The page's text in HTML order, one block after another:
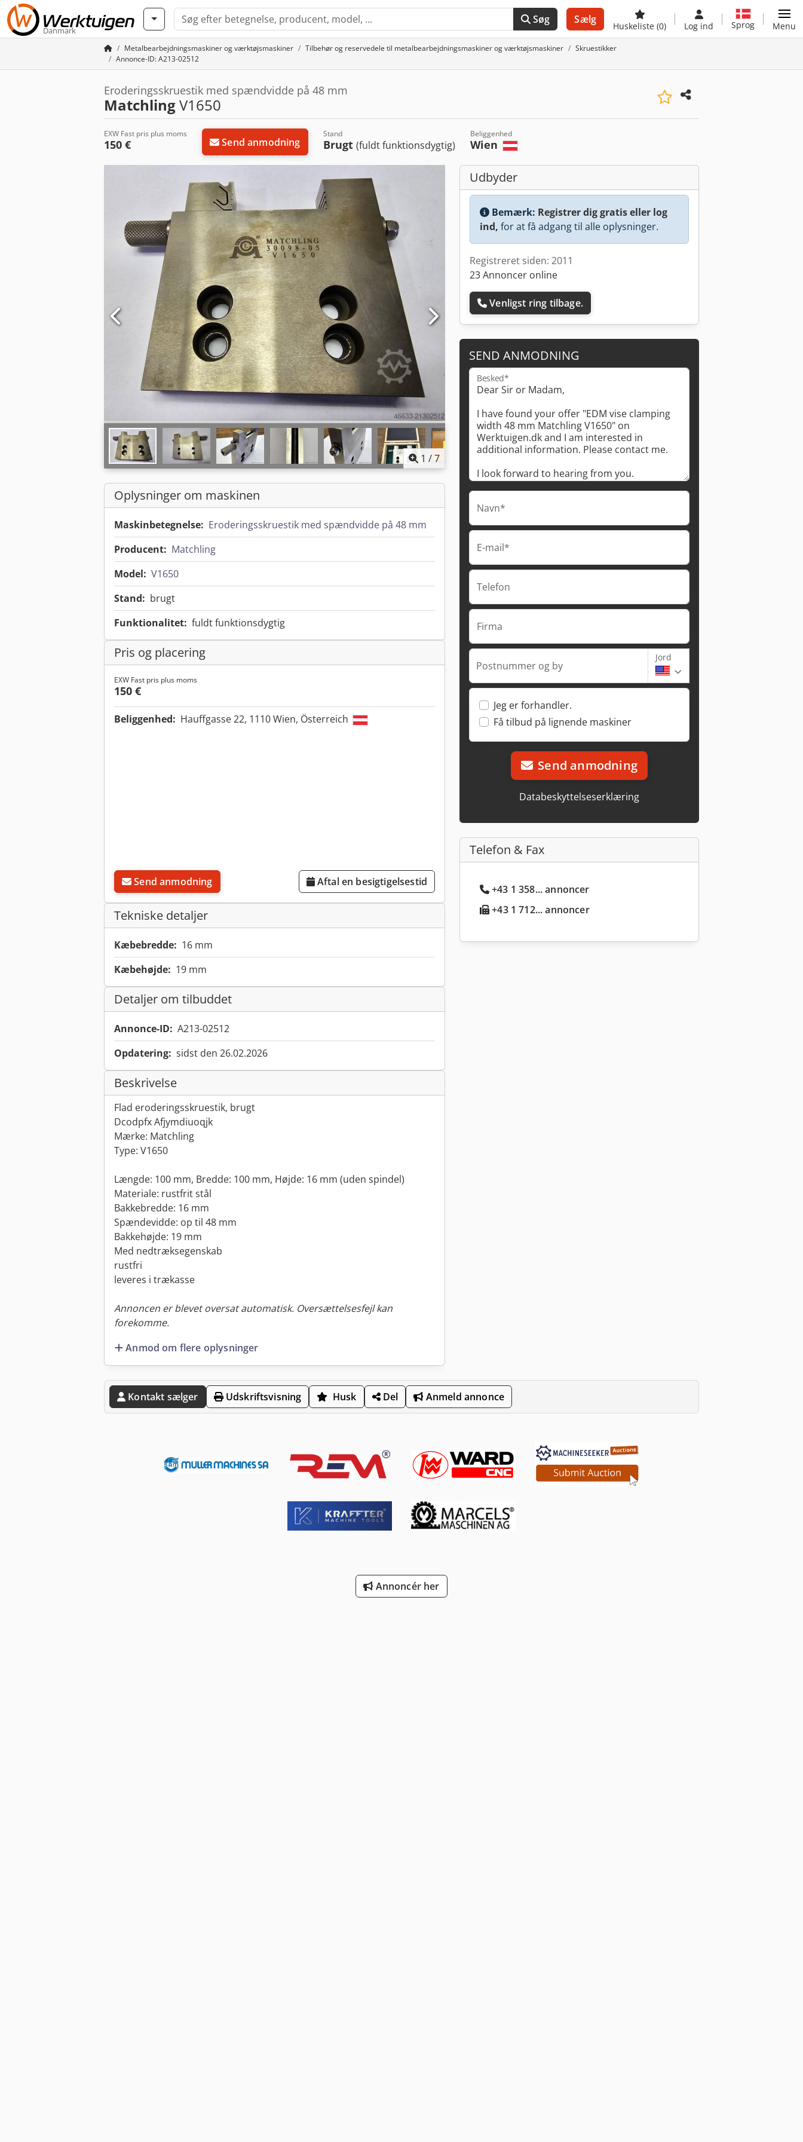
Danmark
Søg Sælg
Huskeliste (0) Log ind Sprog Menu
Metalbearbejdningsmaskiner og værktøjsmaskiner Tilbehør og reservedele til metalbearbejdningsmaskiner og værktøjsmaskiner
Skruestikker
Annonce-ID: A213-02512
Eroderingsskruestik med spændvidde på 48 mm
MatchlingV1650
EXW Fast pris plus moms
150 € Send anmodning
Stand
Brugt (fuldt funktionsdygtig)
Beliggenhed
Wien
1 /7
Oplysninger om maskinen
Maskinbetegnelse: Eroderingsskruestik med spændvidde på 48 mm
Producent: Matchling
Model: V1650
Stand: brugt
Funktionalitet: fuldt funktionsdygtig
Pris og placering
EXW Fast pris plus moms
150 €
Beliggenhed: Hauffgasse 22, 1110 Wien, Österreich
Send anmodning Aftal en besigtigelsestid
Tekniske detaljer
Kæbebredde: 16 mm
Kæbehøjde: 19 mm
Detaljer om tilbuddet
Annonce-ID: A213-02512
Opdatering: sidst den 26.02.2026
Beskrivelse
Flad eroderingsskruestik, brugt
Dcodpfx Afjymdiuoqjk
Mærke: Matchling
Type: V1650
Længde: 100 mm, Bredde: 100 mm, Højde: 16 mm (uden spindel)
Materiale: rustfrit stål
Bakkebredde: 16 mm
Spændevidde: op til 48 mm
Bakkehøjde: 19 mm
Med nedtræksegenskab
rustfri
leveres i trækasse
Annoncen er blevet oversat automatisk. Oversættelsesfejl kan
forekomme.
Anmod om flere oplysninger
Udbyder
Bemærk: Registrer dig gratis eller log
ind, for at få adgang til alle oplysninger.
Registreret siden: 2011
23 Annoncer online
Venligst ring tilbage.
SEND ANMODNING
Besked*
Navn*
E-mail*
Telefon
Firma
Postnummer og by
Jord
Jeg er forhandler.
Få tilbud på lignende maskiner
Send anmodning
Databeskyttelseserklæring
Telefon & Fax
+43 1 358... annoncer
+43 1 712... annoncer
Kontakt sælger Udskriftsvisning Husk Del Anmeld annonce
Annoncér her